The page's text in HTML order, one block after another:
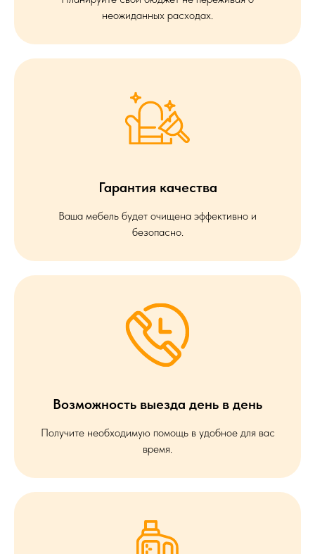
неожиданных расходах.
Гарантия качества
Ваша мебель будет очищена эффективно и
безопасно.
Возможность выезда день в день
Получите необходимую помощь в удобное для вас
время.